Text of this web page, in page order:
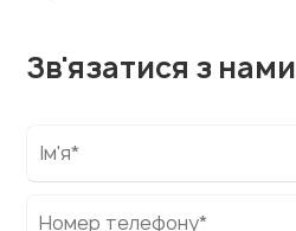
Зв'язатися з нами